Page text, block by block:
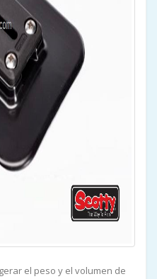
el peso y el volumen de